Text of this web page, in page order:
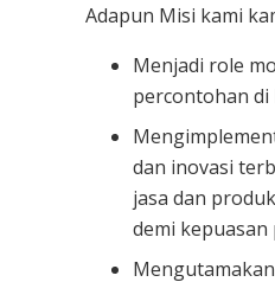
Adapun Misi kami
Menjadi role
percontohan di
dan inovasi
jasa dan
demi